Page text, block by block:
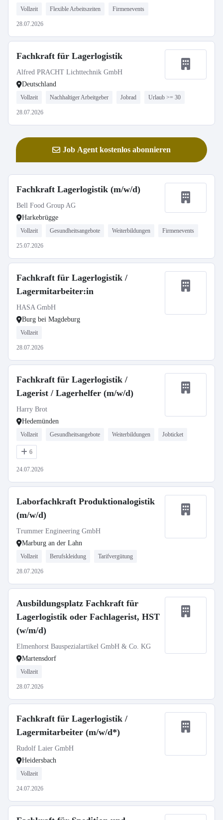
Vollzeit Flexible Arbeitszeiten Firmenevents
28.07.2026
Fachkraft für Lagerlogistik
Alfred PRACHT Lichttechnik GmbH
Deutschland
Vollzeit Nachhaltiger Arbeitgeber Jobrad Urlaub >= 30
28.07.2026
Job Agent kostenlos abonnieren
Fachkraft Lagerlogistik (m/w/d)
Bell Food Group AG
Harkebrügge
Vollzeit Gesundheitsangebote Weiterbildungen Firmenevents
25.07.2026
Fachkraft für Lagerlogistik /
Lagermitarbeiter:in
HASA GmbH
Burg bei Magdeburg
Vollzeit
28.07.2026
Fachkraft für Lagerlogistik /
Lagerist / Lagerhelfer (m/w/d)
Harry Brot
Hedemünden
Vollzeit Gesundheitsangebote Weiterbildungen Jobticket
6
24.07.2026
Laborfachkraft Produktionalogistik
(m/w/d)
Trummer Engineering GmbH
Marburg an der Lahn
Vollzeit Berufskleidung Tarifvergütung
28.07.2026
Ausbildungsplatz Fachkraft für
Lagerlogistik oder Fachlagerist, HST
(w/m/d)
Elmenhorst Bauspezialartikel GmbH & Co. KG
Martensdorf
Vollzeit
28.07.2026
Fachkraft für Lagerlogistik /
Lagermitarbeiter (m/w/d*)
Rudolf Laier GmbH
Heidersbach
Vollzeit
24.07.2026